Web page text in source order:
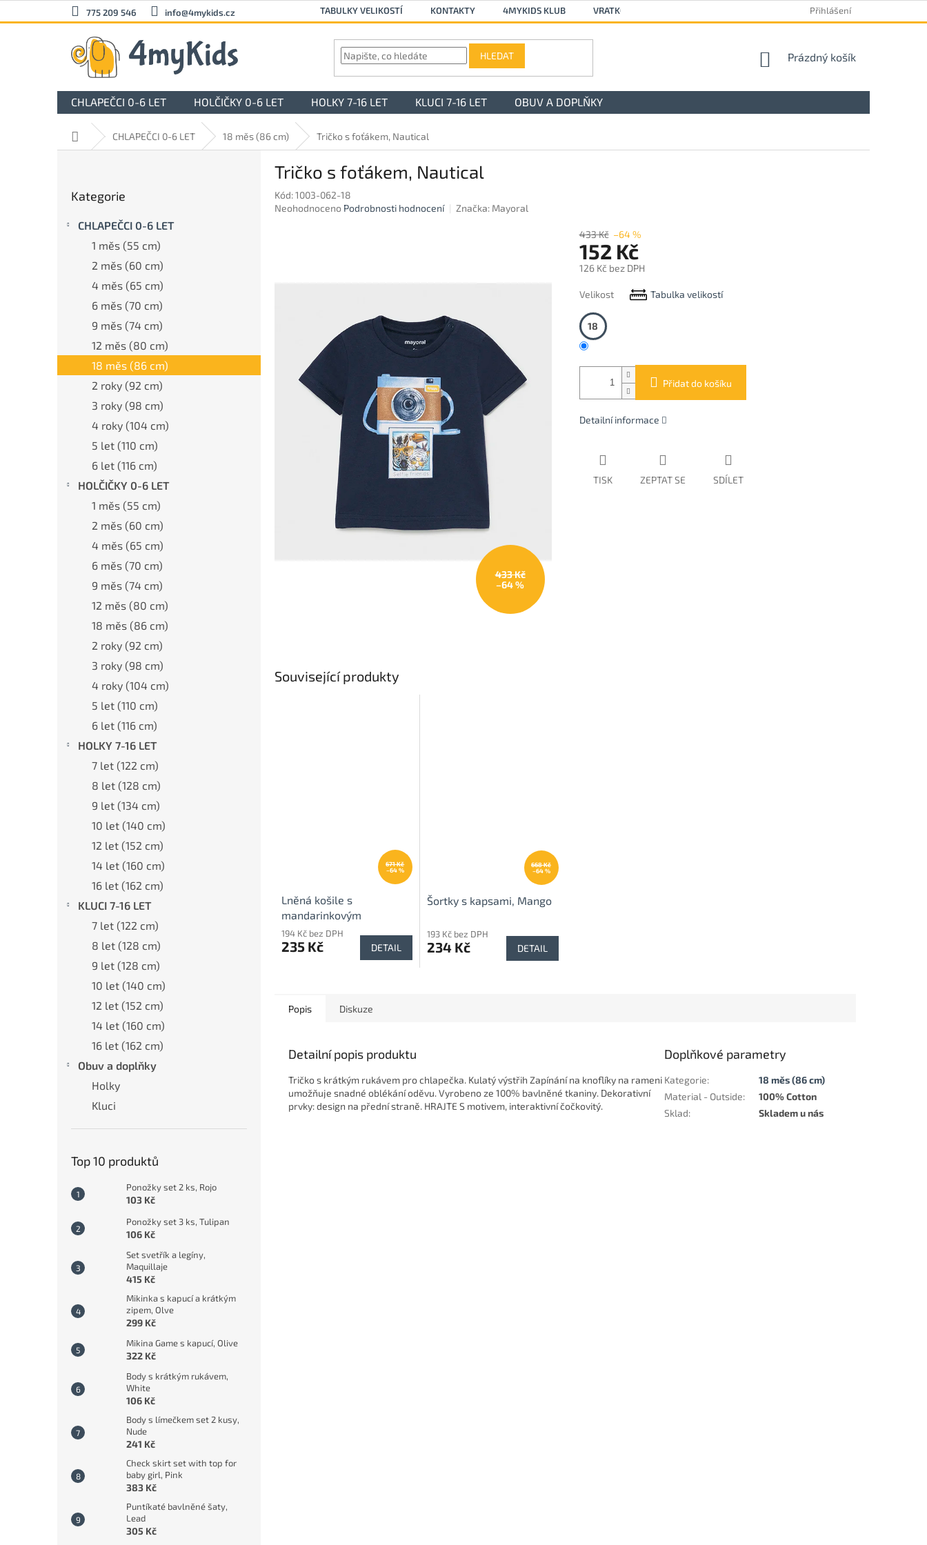
na
775 209 546 info@4mykids.cz TABULKY VELIKOSTÍ KONTAKTY 4MYKIDS KLUB VRATKOVÝ FORMULÁŘ Přihlášení
HLEDAT
NÁKUPNÍ
Prázdný košík
CHLAPEČCI 0-6 LET HOLČIČKY 0-6 LET HOLKY 7-16 LET KLUCI 7-16 LET OBUV A DOPLŇKY
Domů CHLAPEČCI 0-6 LET 18 měs (86 cm) Tričko s foťákem, Nautical
l
kategorie
Kategorie
CHLAPEČCI 0-6 LET
1 měs (55 cm)
2 měs (60 cm)
4 měs (65 cm)
6 měs (70 cm)
9 měs (74 cm)
12 měs (80 cm)
18 měs (86 cm)
2 roky (92 cm)
3 roky (98 cm)
4 roky (104 cm)
5 let (110 cm)
6 let (116 cm)
HOLČIČKY 0-6 LET
1 měs (55 cm)
2 měs (60 cm)
4 měs (65 cm)
6 měs (70 cm)
9 měs (74 cm)
12 měs (80 cm)
18 měs (86 cm)
2 roky (92 cm)
3 roky (98 cm)
4 roky (104 cm)
5 let (110 cm)
6 let (116 cm)
HOLKY 7-16 LET
7 let (122 cm)
8 let (128 cm)
9 let (134 cm)
10 let (140 cm)
12 let (152 cm)
14 let (160 cm)
16 let (162 cm)
KLUCI 7-16 LET
7 let (122 cm)
8 let (128 cm)
9 let (128 cm)
10 let (140 cm)
12 let (152 cm)
14 let (160 cm)
16 let (162 cm)
Obuv a doplňky
Holky
Kluci
Top 10 produktů
Ponožky set 2 ks, Rojo
103 Kč
Ponožky set 3 ks, Tulipan
106 Kč
Set svetřík a legíny,
Maquillaje
415 Kč
Mikinka s kapucí a krátkým
zipem, Olve
299 Kč
Mikina Game s kapucí, Olive
322 Kč
Body s krátkým rukávem,
White
106 Kč
Body s límečkem set 2 kusy,
Nude
241 Kč
Check skirt set with top for
baby girl, Pink
383 Kč
Puntíkaté bavlněné šaty,
Lead
305 Kč
Tričko s foťákem, Nautical
Kód:1003-062-18
Průměrné
Neohodnoceno Podrobnosti hodnocení Značka: Mayoral
433 Kč
–64 %
433 Kč –64 %
152 Kč
126 Kč bez DPH
cena:
Velikost Tabulka velikostí
18
Přidat do košíku
Detailní informace
TISK ZEPTAT SE SDÍLET
Související produkty
671 Kč
–64 %
Lněná košile s
mandarinkovým
límečkem, Nautical
194 Kč bez DPH
235 Kč DETAIL
668 Kč
–64 %
Šortky s kapsami, Mango
193 Kč bez DPH
234 Kč DETAIL
Popis Diskuze
Detailní popis produktu
Tričko s krátkým rukávem pro chlapečka. Kulatý výstřih Zapínání na knoflíky na rameni
umožňuje snadné oblékání oděvu. Vyrobeno ze 100% bavlněné tkaniny. Dekorativní
prvky: design na přední straně. HRAJTE S motivem, interaktivní čočkovitý.
Doplňkové parametry
Kategorie:
18 měs (86 cm)
Material - Outside:
100% Cotton
Sklad: Skladem u nás